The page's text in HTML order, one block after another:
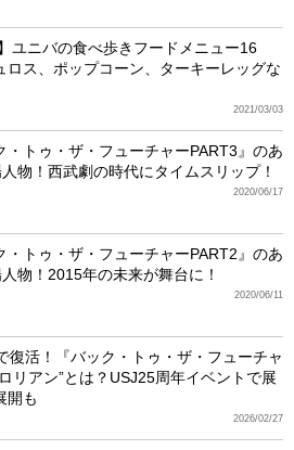
ユニバの食べ歩きフードメニュー16
ロス、ポップコーン、ターキーレッグな
2021/03/03
・トゥ・ザ・フューチャーPART3』のあ
物！西武劇の時代にタイムスリップ！
2020/06/17
・トゥ・ザ・フューチャーPART2』のあ
物！2015年の未来が舞台に！
2020/06/11
復活！『バック・トゥ・ザ・フューチャ
リアン”とは？USJ25周年イベントで展
開も
2026/02/27